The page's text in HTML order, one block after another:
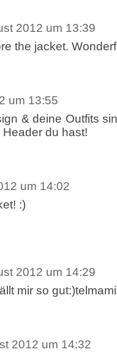
2012 um 13:39
the jacket.
um 13:55
& deine Outfits
du hast!
um 14:02
:)
2012 um 14:29
mir so
2012 um 14:32